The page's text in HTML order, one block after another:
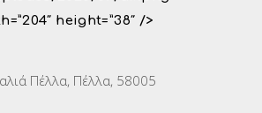
height=”38″ />
Πέλλα, Πέλλα, 58005